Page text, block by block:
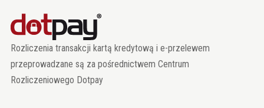
Rozliczenia transakcji kartą kredytową i e-przelewem
przeprowadzane są za pośrednictwem Centrum
Rozliczeniowego Dotpay